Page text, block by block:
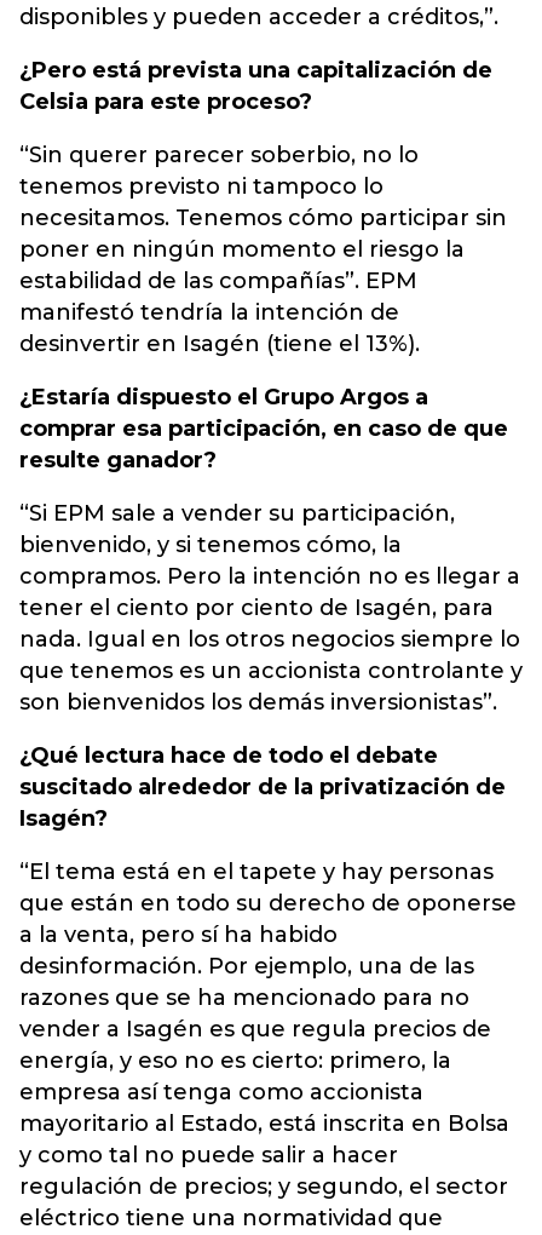
disponibles y pueden acceder a créditos,”.
¿Pero está prevista una capitalización de
Celsia para este proceso?
“Sin querer parecer soberbio, no lo
tenemos previsto ni tampoco lo
necesitamos. Tenemos cómo participar sin
poner en ningún momento el riesgo la
estabilidad de las compañías”. EPM
manifestó tendría la intención de
desinvertir en Isagén (tiene el 13%).
¿Estaría dispuesto el Grupo Argos a
comprar esa participación, en caso de que
resulte ganador?
“Si EPM sale a vender su participación,
bienvenido, y si tenemos cómo, la
compramos. Pero la intención no es llegar a
tener el ciento por ciento de Isagén, para
nada. Igual en los otros negocios siempre lo
que tenemos es un accionista controlante y
son bienvenidos los demás inversionistas”.
¿Qué lectura hace de todo el debate
suscitado alrededor de la privatización de
Isagén?
“El tema está en el tapete y hay personas
que están en todo su derecho de oponerse
a la venta, pero sí ha habido
desinformación. Por ejemplo, una de las
razones que se ha mencionado para no
vender a Isagén es que regula precios de
energía, y eso no es cierto: primero, la
empresa así tenga como accionista
mayoritario al Estado, está inscrita en Bolsa
y como tal no puede salir a hacer
regulación de precios; y segundo, el sector
eléctrico tiene una normatividad que